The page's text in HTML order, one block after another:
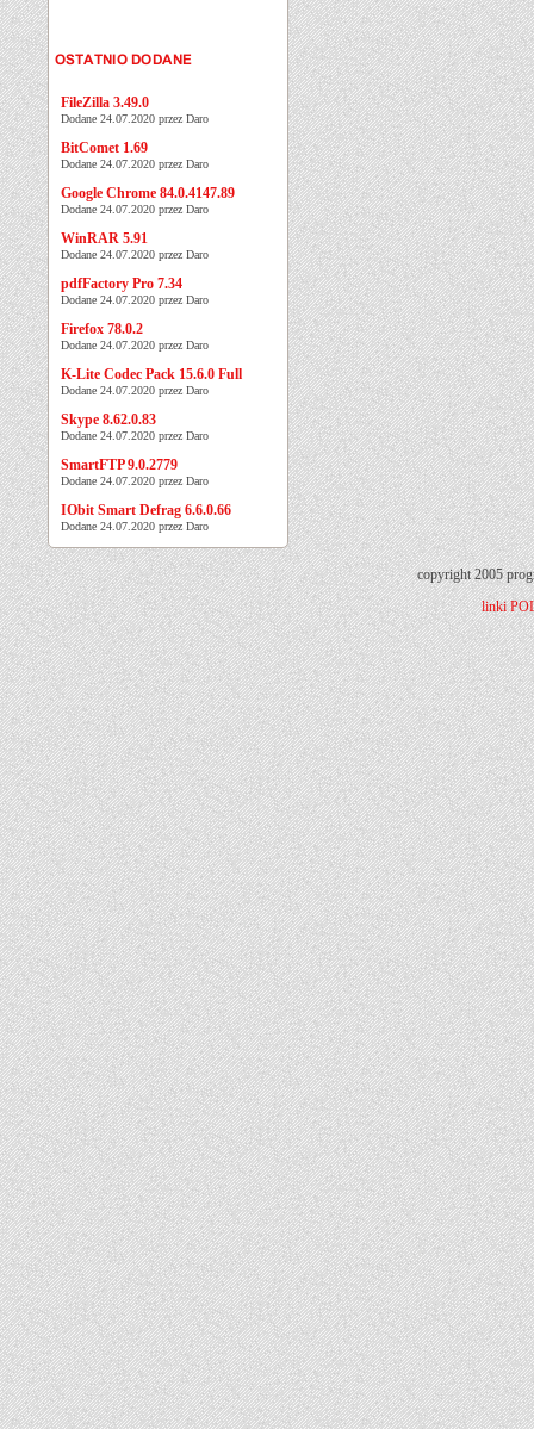
FileZilla 3.49.0
Dodane 24.07.2020 przez Daro
BitComet 1.69
Dodane 24.07.2020 przez Daro
Google Chrome 84.0.4147.89
Dodane 24.07.2020 przez Daro
WinRAR 5.91
Dodane 24.07.2020 przez Daro
pdfFactory Pro 7.34
Dodane 24.07.2020 przez Daro
Firefox 78.0.2
Dodane 24.07.2020 przez Daro
K-Lite Codec Pack 15.6.0 Full
Dodane 24.07.2020 przez Daro
Skype 8.62.0.83
Dodane 24.07.2020 przez Daro
SmartFTP 9.0.2779
Dodane 24.07.2020 przez Daro
IObit Smart Defrag 6.6.0.66
Dodane 24.07.2020 przez Daro
copyright 2005
linki